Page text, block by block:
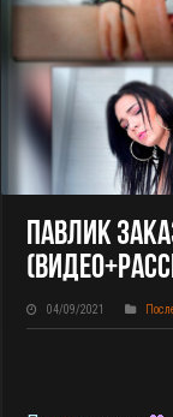
Павлик
04/09/2021